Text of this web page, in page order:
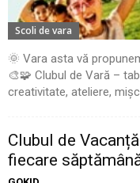
Scoli de vara
🌞 Vara asta vă
🎨🧩 Clubul de Vară –
creativitate, ateliere,
Clubul de
fiecare